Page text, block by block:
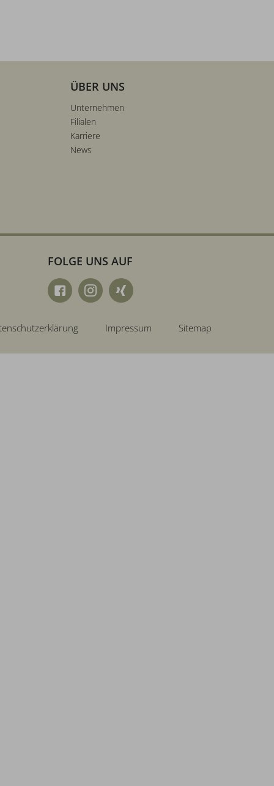
ÜBER UNS
Unternehmen
Filialen
Karriere
News
FOLGE UNS AUF
Impressum Sitemap